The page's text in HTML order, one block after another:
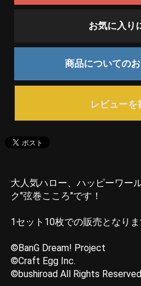
お気に入り
商品についての
レビューを
大人気ハロー、ハッピーワー
ク"弦巻こころ"です！
1セット10枚での販売となりま
©BanG Dream! Project
©Craft Egg Inc.
©bushiroad All Rights